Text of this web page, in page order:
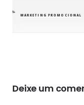
CATEGORIAS
MARKETING PROMOCIONAL
Deixe um